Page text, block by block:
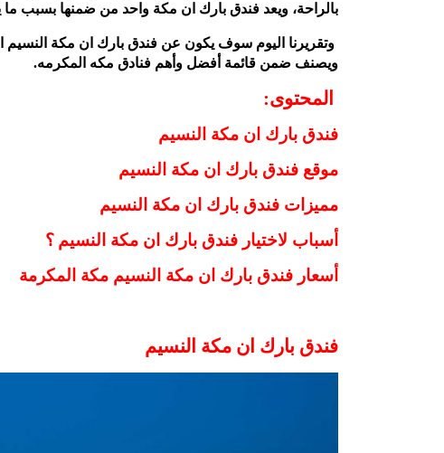
بالراحة، ويعد فندق بارك ان مكة واحد من ضمنها بسبب ما
وتقريرنا اليوم سوف يكون عن فندق بارك ان مكة النسيم
ويصنف ضمن قائمة أفضل وأهم فنادق مكه المكرمه.
المحتوى:
فندق بارك ان مكة النسيم
موقع فندق بارك ان مكة النسيم
مميزات فندق بارك ان مكة النسيم
أسباب لاختيار فندق بارك ان مكة النسيم ؟
أسعار فندق بارك ان مكة النسيم مكة المكرمة
فندق بارك ان مكة النسيم